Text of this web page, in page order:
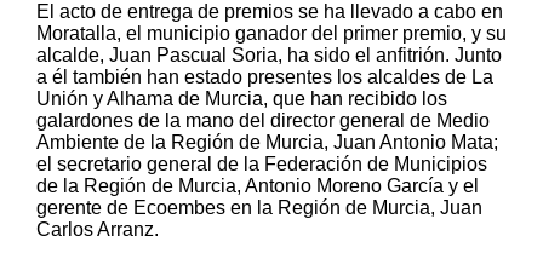
El acto de entrega de premios se ha llevado a cabo en
Moratalla, el municipio ganador del primer premio, y su
alcalde, Juan Pascual Soria, ha sido el anfitrión. Junto
a él también han estado presentes los alcaldes de La
Unión y Alhama de Murcia, que han recibido los
galardones de la mano del director general de Medio
Ambiente de la Región de Murcia, Juan Antonio Mata;
el secretario general de la Federación de Municipios
de la Región de Murcia, Antonio Moreno García y el
gerente de Ecoembes en la Región de Murcia, Juan
Carlos Arranz.